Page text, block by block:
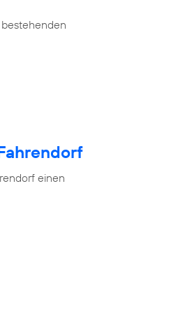
einen